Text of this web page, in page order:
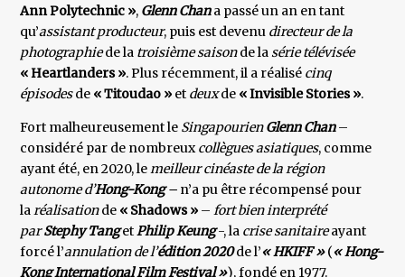
Ann Polytechnic », Glenn Chana passé un an en tant
qu’assistant producteur, puis est devenu directeur de la
photographiede la troisième saisonde lasérie télévisée
« Heartlanders ». Plus récemment, il a réalisé cinq
épisodesde « Titoudao » et deuxde « Invisible Stories ».
Fort malheureusement le SingapourienGlenn Chan–
considéré par de nombreuxcollègues asiatiques, comme
ayant été, en 2020, lemeilleur cinéaste de la région
autonome d’Hong-Kong– n’a pu être récompensé pour
laréalisationde « Shadows » –fort bien interprété
parStephy TangetPhilip Keung-, la crise sanitaireayant
forcé l’annulation de l’édition 2020de l’« HKIFF »(« Hong-
Kong International Film Festival »), fondé en 1977.